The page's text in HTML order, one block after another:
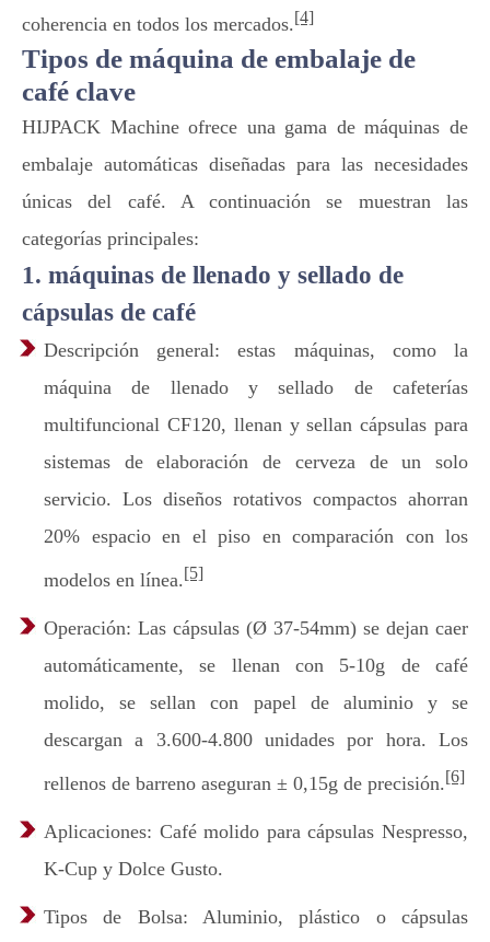
coherencia en todos los mercados.[4]
Tipos de máquina de embalaje de
café clave
HIJPACK Machine ofrece una gama de máquinas de
embalaje automáticas diseñadas para las necesidades
únicas del café. A continuación se muestran las
categorías principales:
1. máquinas de llenado y sellado de
cápsulas de café
Descripción general: estas máquinas, como la
máquina de llenado y sellado de cafeterías
multifuncional CF120, llenan y sellan cápsulas para
sistemas de elaboración de cerveza de un solo
servicio. Los diseños rotativos compactos ahorran
20% espacio en el piso en comparación con los
modelos en línea.[5]
Operación: Las cápsulas (Ø 37-54mm) se dejan caer
automáticamente, se llenan con 5-10g de café
molido, se sellan con papel de aluminio y se
descargan a 3.600-4.800 unidades por hora. Los
rellenos de barreno aseguran ± 0,15g de precisión.[6]
Aplicaciones: Café molido para cápsulas Nespresso,
K-Cup y Dolce Gusto.
Tipos de Bolsa: Aluminio, plástico o cápsulas